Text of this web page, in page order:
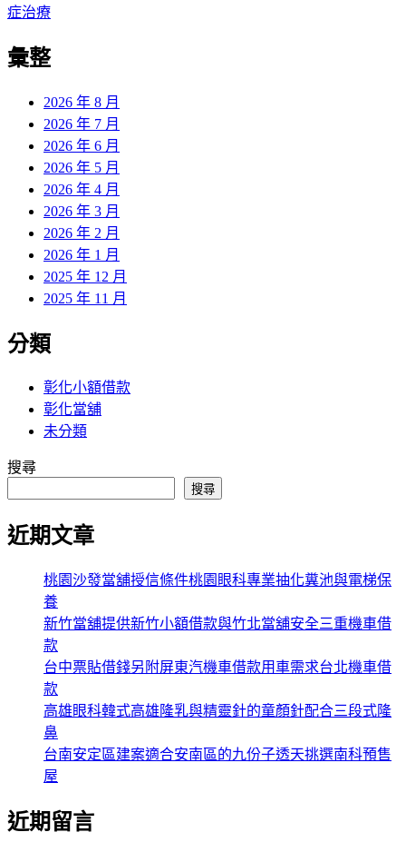
導
覽
症治療
彙整
2026 年 8 月
2026 年 7 月
2026 年 6 月
2026 年 5 月
2026 年 4 月
2026 年 3 月
2026 年 2 月
2026 年 1 月
2025 年 12 月
2025 年 11 月
分類
彰化小額借款
彰化當舖
未分類
搜尋
搜尋
近期文章
桃園沙發當舖授信條件桃園眼科專業抽化糞池與電梯保
養
新竹當舖提供新竹小額借款與竹北當舖安全三重機車借
款
台中票貼借錢另附屏東汽機車借款用車需求台北機車借
款
高雄眼科韓式高雄隆乳與精靈針的童顏針配合三段式隆
鼻
台南安定區建案適合安南區的九份子透天挑選南科預售
屋
近期留言